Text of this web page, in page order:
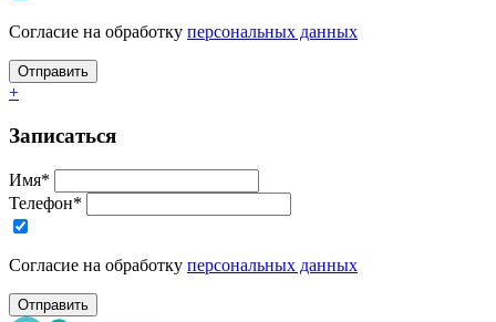
Согласие на обработку персональных данных
+
Записаться
Имя*
Телефон*
Согласие на обработку персональных данных